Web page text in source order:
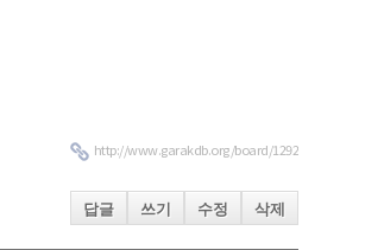
http://www.garakdb.org/board/1292
답글 쓰기 수정 삭제